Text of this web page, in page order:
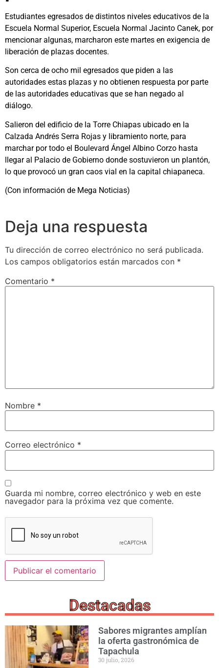
Estudiantes egresados de distintos niveles educativos de la
Escuela Normal Superior, Escuela Normal Jacinto Canek, por
mencionar algunas, marcharon este martes en exigencia de
liberación de plazas docentes.
Son cerca de ocho mil egresados que piden a las
autoridades estas plazas y no obtienen respuesta por parte
de las autoridades educativas que se han negado al
diálogo.
Salieron del edificio de la Torre Chiapas ubicado en la
Calzada Andrés Serra Rojas y libramiento norte, para
marchar por todo el Boulevard Ángel Albino Corzo hasta
llegar al Palacio de Gobierno donde sostuvieron un plantón,
lo que provocó un gran caos vial en la capital chiapaneca.
(Con información de Mega Noticias)
Deja una respuesta
Tu dirección de correo electrónico no será publicada.
Los campos obligatorios están marcados con *
Comentario *
Nombre *
Correo electrónico *
Guarda mi nombre, correo electrónico y web en este
navegador para la próxima vez que comente.
Destacadas
Sabores migrantes amplían
la oferta gastronómica de
Tapachula
30 julio, 2026